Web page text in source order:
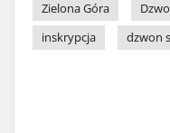
Zielona Góra
inskrypcja
dzwon